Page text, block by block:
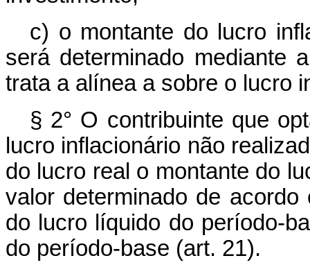
c) o montante do lucro
será determinado mediante
trata a alínea a sobre o lucro
§ 2° O contribuinte que
lucro inflacionário não
do lucro real o montante do
valor determinado de
do lucro líquido do período-
do período-base (art. 21).